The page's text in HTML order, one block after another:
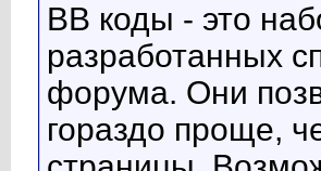
BB коды - это
разработанных
форума. Они
гораздо проще,